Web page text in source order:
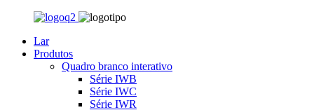
Lar
Produtos
Quadro branco interativo
Série IWB
Série IWC
Série IWR